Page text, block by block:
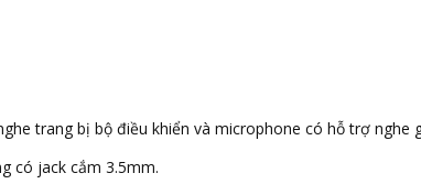
trang bị bộ điều khiển và microphone có hỗ trợ nghe
có jack cắm 3.5mm.